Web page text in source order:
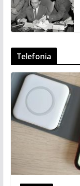
Telefonia